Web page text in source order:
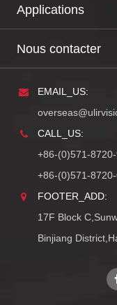
Applications
Nous contacter
EMAIL_US:
CALL_US:
+86-(0)571-
+86-(0)571-
FOOTER_ADD:
17F Block
Binjiang